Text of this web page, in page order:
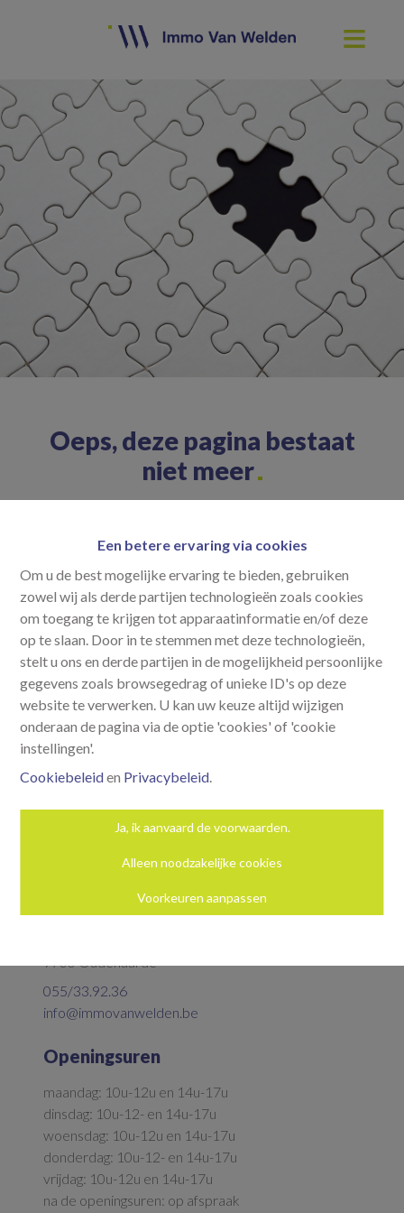
Een betere ervaring via cookies
Om u de best mogelijke ervaring te bieden, gebruiken
zowel wij als derde partijen technologieën zoals cookies
om toegang te krijgen tot apparaatinformatie en/of deze
op te slaan. Door in te stemmen met deze technologieën,
stelt u ons en derde partijen in de mogelijkheid persoonlijke
gegevens zoals browsegedrag of unieke ID's op deze
website te verwerken. U kan uw keuze altijd wijzigen
onderaan de pagina via de optie 'cookies' of 'cookie
instellingen'.
Cookiebeleiden Privacybeleid.
Ja, ik aanvaard de voorwaarden.
Alleen noodzakelijke cookies
Voorkeuren aanpassen
Oeps, deze pagina bestaat
niet meer
Te koop Te huur
Neem contact op
9700 Oudenaarde
055/33.92.36
info@immovanwelden.be
Openingsuren
maandag: 10u-12u en 14u-17u
dinsdag: 10u-12- en 14u-17u
woensdag: 10u-12u en 14u-17u
donderdag: 10u-12- en 14u-17u
vrijdag: 10u-12u en 14u-17u
na de openingsuren: op afspraak